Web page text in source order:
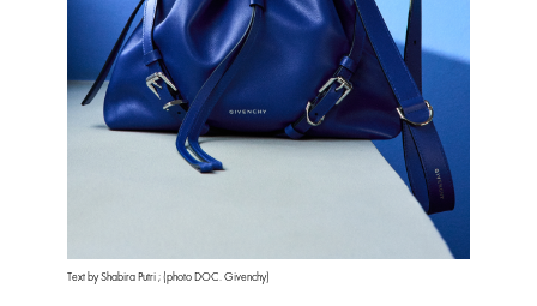
Text by Shabira Putri ; (photo DOC. Givenchy)